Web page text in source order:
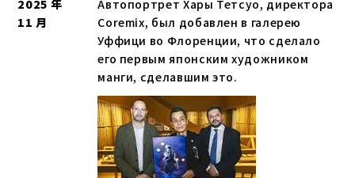
2025 年
11 月
Автопортрет Хары Тетсуо, директора
Coremix, был добавлен в галерею
Уффици во Флоренции, что сделало
его первым японским художником
манги, сделавшим это.